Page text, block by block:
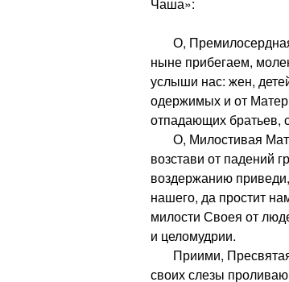
О, Премилосердная
ныне прибегаем,
услыши нас: жен,
одержимых и от
отпадающих братьев,
О, Милостивая Мати
возстави от падений
воздержанию
нашего, да простит
милости Своея от
и целомудрии.
Приими, Пресвятая
своих слезы